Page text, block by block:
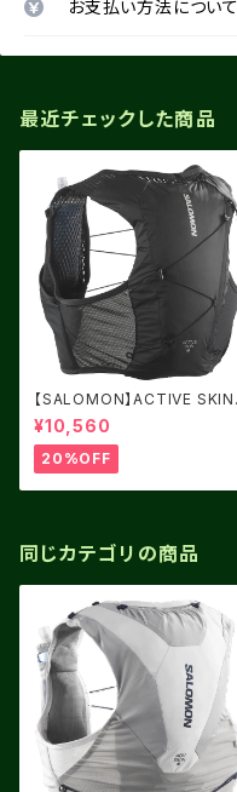
お支払い方法について
最近チェックした商品
【SALOMON】ACTIVE SKIN
4 Black/Metal
¥10,560
20%OFF
同じカテゴリの商品